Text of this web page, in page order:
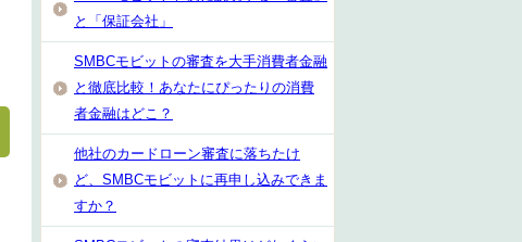
と「保証会社」
SMBCモビットの審査を大手消費者金融
と徹底比較！あなたにぴったりの消費
者金融はどこ？
他社のカードローン審査に落ちたけ
ど、SMBCモビットに再申し込みできま
すか？